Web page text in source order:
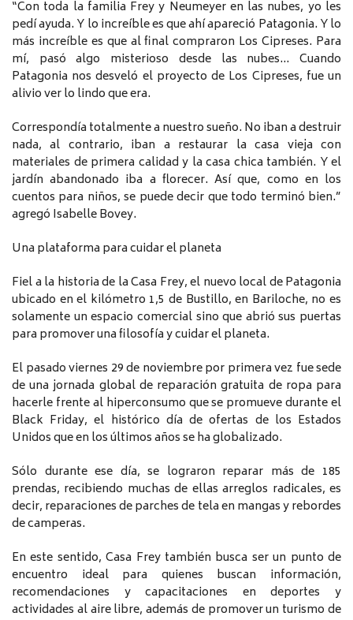
“Con toda la familia Frey y Neumeyer en las nubes, yo les
pedí ayuda. Y lo increíble es que ahí apareció Patagonia. Y lo
más increíble es que al final compraron Los Cipreses. Para
mí, pasó algo misterioso desde las nubes… Cuando
Patagonia nos desveló el proyecto de Los Cipreses, fue un
alivio ver lo lindo que era.
Correspondía totalmente a nuestro sueño. No iban a destruir
nada, al contrario, iban a restaurar la casa vieja con
materiales de primera calidad y la casa chica también. Y el
jardín abandonado iba a florecer. Así que, como en los
cuentos para niños, se puede decir que todo terminó bien.”
agregó Isabelle Bovey.
Una plataforma para cuidar el planeta
Fiel a la historia de la Casa Frey, el nuevo local de Patagonia
ubicado en el kilómetro 1,5 de Bustillo, en Bariloche, no es
solamente un espacio comercial sino que abrió sus puertas
para promover una filosofía y cuidar el planeta.
El pasado viernes 29 de noviembre por primera vez fue sede
de una jornada global de reparación gratuita de ropa para
hacerle frente al hiperconsumo que se promueve durante el
Black Friday, el histórico día de ofertas de los Estados
Unidos que en los últimos años se ha globalizado.
Sólo durante ese día, se lograron reparar más de 185
prendas, recibiendo muchas de ellas arreglos radicales, es
decir, reparaciones de parches de tela en mangas y rebordes
de camperas.
En este sentido, Casa Frey también busca ser un punto de
encuentro ideal para quienes buscan información,
recomendaciones y capacitaciones en deportes y
actividades al aire libre, además de promover un turismo de